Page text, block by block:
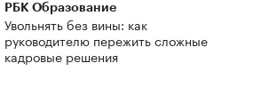
РБК Образование
Увольнять без вины: как
руководителю пережить сложные
кадровые решения